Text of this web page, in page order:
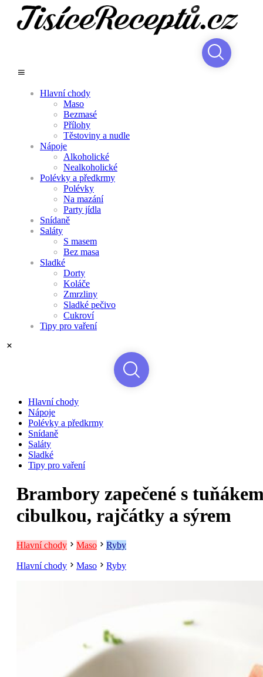
Hlavní chody
Maso
Bezmasé
Přílohy
Těstoviny a nudle
Nápoje
Alkoholické
Nealkoholické
Polévky a předkrmy
Polévky
Na mazání
Party jídla
Snídaně
Saláty
S masem
Bez masa
Sladké
Dorty
Koláče
Zmrzliny
Sladké pečivo
Cukroví
Tipy pro vaření
Hlavní chody
Nápoje
Polévky a předkrmy
Snídaně
Saláty
Sladké
Tipy pro vaření
Brambory zapečené s
cibulkou, rajčátky a sýrem
Hlavní chody Maso Ryby
Hlavní chody Maso Ryby